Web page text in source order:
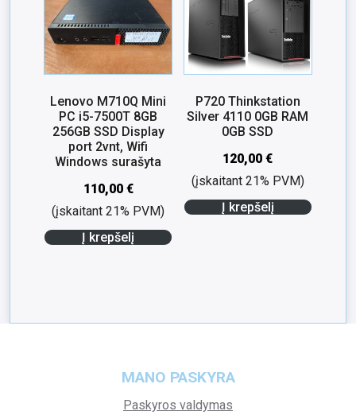
Lenovo M710Q Mini
PC i5-7500T 8GB
256GB SSD Display
port 2vnt, Wifi
Windows surašyta
110,00 €
(įskaitant 21% PVM)
Į krepšelį
P720 Thinkstation
Silver 4110 0GB RAM
0GB SSD
120,00€
(įskaitant 21% PVM)
Į krepšelį
MANO PASKYRA
Paskyros valdymas